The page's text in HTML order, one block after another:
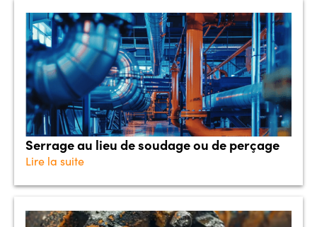
Serrage au lieu de soudage ou de perçage
Lire la suite